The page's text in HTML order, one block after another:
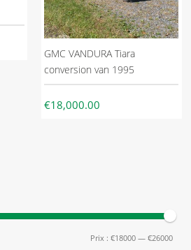
GMC VANDURA Tiara
conversion van 1995
€18,000.00
Prix : €18000— €26000